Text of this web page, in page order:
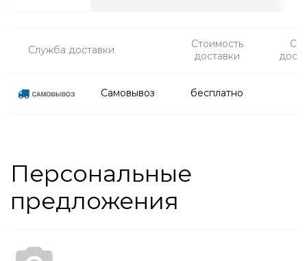
Служба доставки
Стоимость
доставки
Самовывоз бесплатно
Персональные
предложения